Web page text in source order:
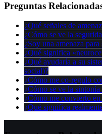
Preguntas
¿Qué señales de
¿Cómo se ve la
¿Soy una amenaza
¿Qué significa
¿Qué ayudaría a su
social)?
¿Cómo me co-regulo
¿Cómo se ve la
¿Cómo me convierto
¿Qué significa